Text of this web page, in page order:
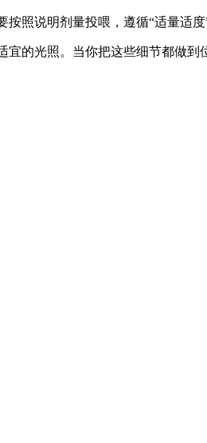
照说明剂量投喂，遵循“适量适度
的光照。当你把这些细节都做到